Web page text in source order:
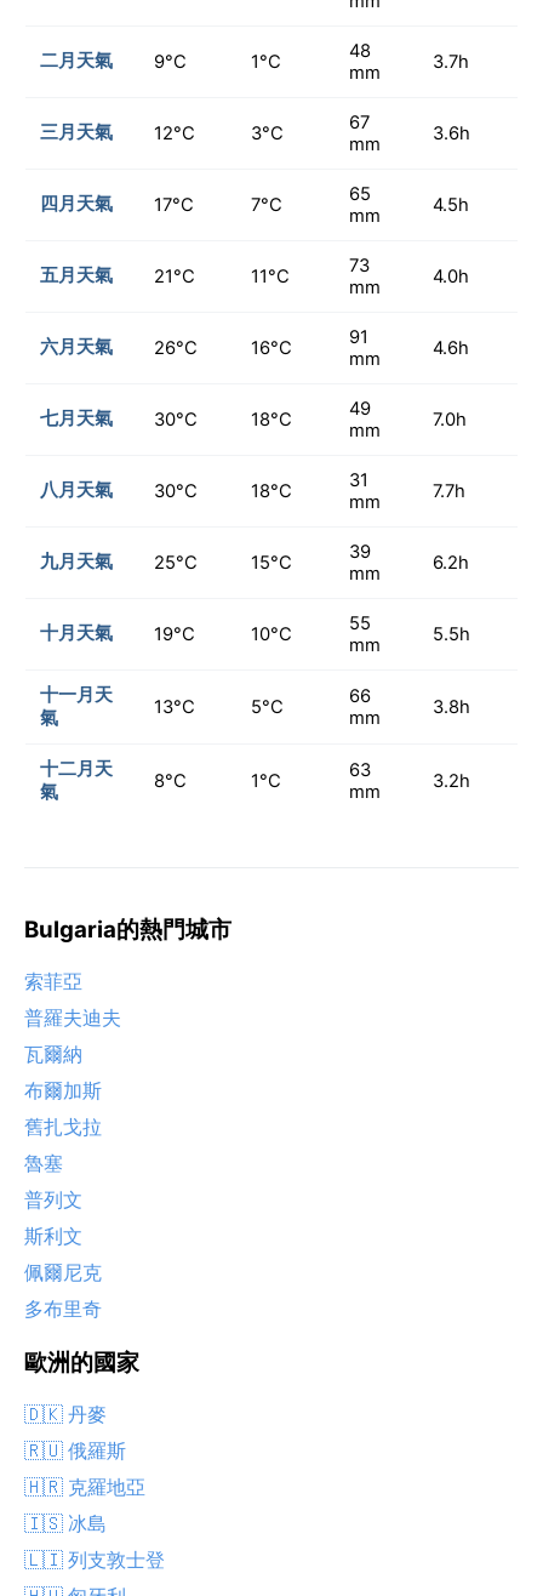
二月天氣 9°C 1°C
48
mm
3.7h
三月天氣 12°C 3°C
67
mm
3.6h
四月天氣 17°C 7°C
65
mm
4.5h
五月天氣 21°C 11°C
73
mm
4.0h
六月天氣 26°C 16°C
91
mm
4.6h
七月天氣 30°C 18°C
49
mm
7.0h
八月天氣 30°C 18°C
31
mm
7.7h
九月天氣 25°C 15°C
39
mm
6.2h
十月天氣 19°C 10°C
55
mm
5.5h
十一月天
氣
13°C 5°C
66
mm
3.8h
十二月天
氣
8°C 1°C
63
mm
3.2h
Bulgaria的熱門城市
索菲亞
普羅夫迪夫
瓦爾納
布爾加斯
舊扎戈拉
魯塞
普列文
斯利文
佩爾尼克
多布里奇
歐洲的國家
🇩🇰 丹麥
🇷🇺 俄羅斯
🇭🇷 克羅地亞
🇮🇸 冰島
🇱🇮 列支敦士登